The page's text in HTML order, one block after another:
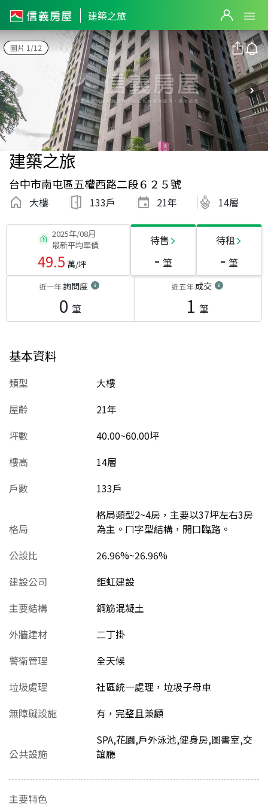
建築之旅
圖片 1/12
建築之旅
台中市南屯區五權西路二段６２５號
大樓 133戶 21年 14層
2025年/08月
最新平均單價
49.5 萬/坪
待售
- 筆
待租
- 筆
近一年詢問度
0 筆
近五年成交
1 筆
基本資料
類型
大樓
屋齡
21年
坪數
40.00~60.00坪
樓高
14層
戶數
133戶
格局
格局類型2~4房，主要以37坪左右3房
為主。ㄇ字型結構，開口臨路。
公設比
26.96%~26.96%
建設公司
鉅虹建設
主要結構
鋼筋混凝土
外牆建材
二丁掛
警衛管理
全天候
垃圾處理
社區統一處理，垃圾子母車
無障礙設施
有，完整且兼顧
公共設施
SPA,花園,戶外泳池,健身房,圖書室,交
誼廳
主要特色